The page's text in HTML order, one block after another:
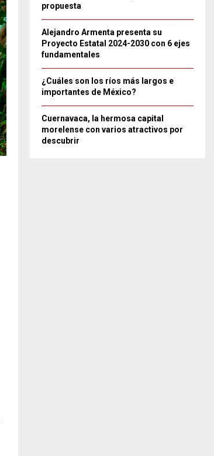
propuesta
Alejandro Armenta presenta su
Proyecto Estatal 2024-2030 con 6 ejes
fundamentales
¿Cuáles son los ríos más largos e
importantes de México?
Cuernavaca, la hermosa capital
morelense con varios atractivos por
descubrir